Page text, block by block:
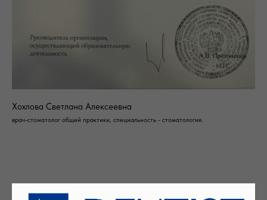
Хохлова Светлана Алексеевна
врач-стоматолог общей практики, специальность - стоматология.